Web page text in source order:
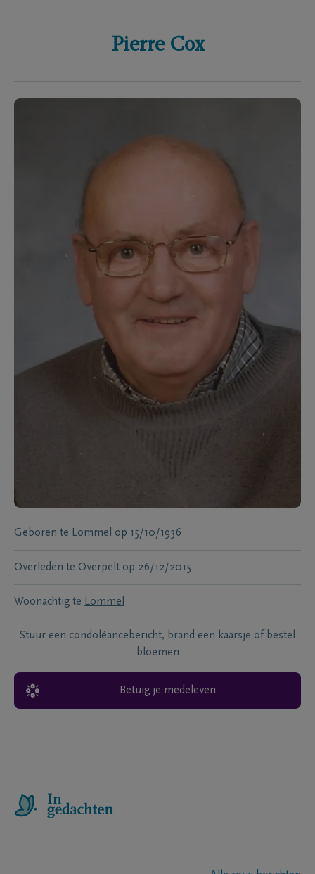
Pierre Cox
Geboren te Lommel op 15/10/1936
Overleden te Overpelt op 26/12/2015
Woonachtig te Lommel
Stuur een condoléancebericht, brand een kaarsje of bestel
bloemen
Betuig je medeleven